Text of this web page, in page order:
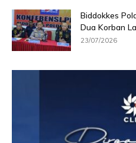
Biddokkes
Dua Korban
23/07/2026